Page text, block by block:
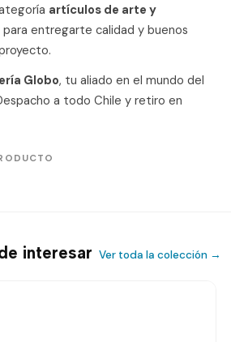
artículos de arte y
para entregarte calidad y buenos
Globo, tu aliado en el mundo del
a todo Chile y retiro en
interesar Ver toda la colección →